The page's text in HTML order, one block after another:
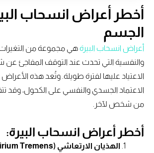
أخطر أعراض انسحاب
الجسم
أعراض انسحاب البيرةهي مجموعة من التغيرات
والنفسية التي تحدث عند التوقف المفاجئ عن
الاعتياد عليها لفترة طويلة. وتُعد هذه
الاعتماد الجسدي والنفسي على الكحول، وقد
من شخص لآخر.
أخطر أعراض انسحاب البيرة:
الهذيان الارتعاشي (Delirium Tremens)